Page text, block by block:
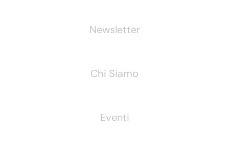
Newsletter
Chi Siamo
Eventi